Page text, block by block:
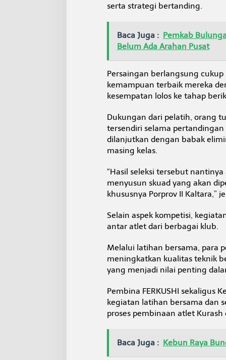
l
U
n
g
a
n
serta strategi bertanding.
Baca Juga : Pemkab
Belum Ada Arahan Pusat
Persaingan berlangsung
kemampuan terbaik mereka
kesempatan lolos ke tahap
Dukungan dari pelatih, orang
tersendiri selama
dilanjutkan dengan babak
masing kelas.
“Hasil seleksi tersebut
menyusun skuad yang akan
khususnya Porprov II Kaltara,”
Selain aspek kompetisi,
antar atlet dari berbagai klub.
Melalui latihan bersama, para
meningkatkan kualitas teknik
yang menjadi nilai penting
Pembina FERKUSHI sekaligus
kegiatan latihan bersama dan
proses pembinaan atlet
Baca Juga : Kebun Raya